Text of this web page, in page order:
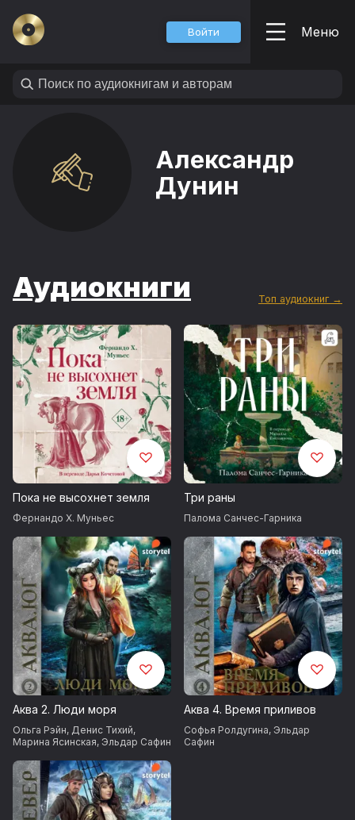
Войти Меню
Александр
Дунин
Аудиокниги Топ аудиокниг →
Пока не высохнет земля
Фернандо Х. Муньес
Три раны
Палома Санчес-Гарника
Аква 2. Люди моря
Ольга Рэйн, Денис Тихий,
Марина Ясинская, Эльдар Сафин
Аква 4. Время приливов
Софья Ролдугина, Эльдар
Сафин